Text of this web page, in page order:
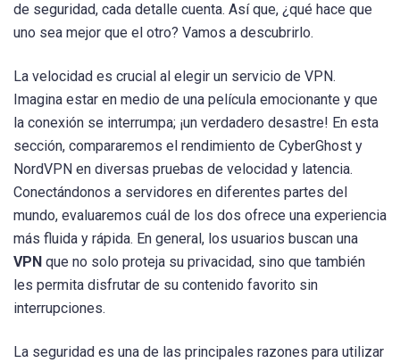
de seguridad, cada detalle cuenta. Así que, ¿qué hace que
uno sea mejor que el otro? Vamos a descubrirlo.
La velocidad es crucial al elegir un servicio de VPN.
Imagina estar en medio de una película emocionante y que
la conexión se interrumpa; ¡un verdadero desastre! En esta
sección, compararemos el rendimiento de CyberGhost y
NordVPN en diversas pruebas de velocidad y latencia.
Conectándonos a servidores en diferentes partes del
mundo, evaluaremos cuál de los dos ofrece una experiencia
más fluida y rápida. En general, los usuarios buscan una
VPN que no solo proteja su privacidad, sino que también
les permita disfrutar de su contenido favorito sin
interrupciones.
La seguridad es una de las principales razones para utilizar